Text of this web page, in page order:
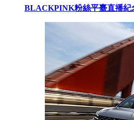
BLACKPINK粉絲平臺直播紀